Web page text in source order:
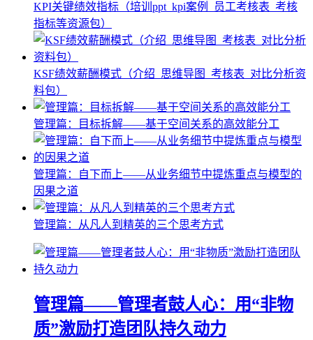
KPI关键绩效指标（培训ppt_kpi案例_员工考核表_考核
指标等资源包）
KSF绩效薪酬模式（介绍_思维导图_考核表_对比分析资
料包）
管理篇：目标拆解——基于空间关系的高效能分工
管理篇：自下而上——从业务细节中提炼重点与模型的
因果之道
管理篇：从凡人到精英的三个思考方式
管理篇——管理者鼓人心：用“非物
质”激励打造团队持久动力